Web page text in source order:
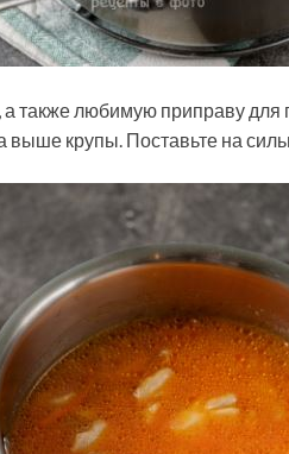
а также любимую приправу
крупы. Поставьте на